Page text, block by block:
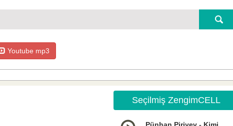
Youtube mp3
Seçilmiş ZengimCELL